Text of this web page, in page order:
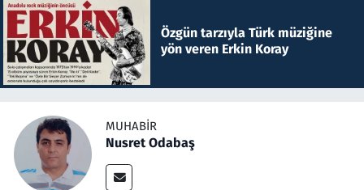
Özgün tarzıyla Türk müziğine
yön veren Erkin Koray
MUHABIR
Nusret Odabaş